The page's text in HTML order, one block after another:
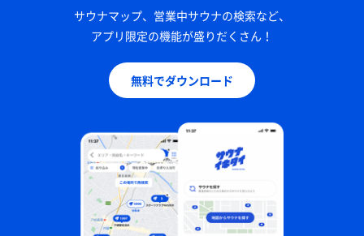
サウナマップ、営業中サウナの検索など、
アプリ限定の機能が盛りだくさん！
無料でダウンロード